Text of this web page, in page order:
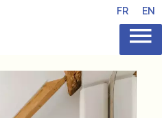
FR EN